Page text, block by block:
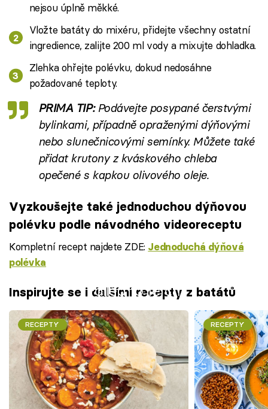
nejsou úplně měkké.
Vložte batáty do mixéru, přidejte všechny ostatní
ingredience, zalijte 200 ml vody a mixujte dohladka.
Zlehka ohřejte polévku, dokud nedosáhne
požadované teploty.
PRIMA TIP:Podávejte posypané čerstvými
bylinkami, případně opraženými dýňovými
nebo slunečnicovými semínky. Můžete také
přidat krutony z kváskového chleba
opečené s kapkou olivového oleje.
Vyzkoušejte také jednoduchou dýňovou
polévku podle návodného videoreceptu
Kompletní recept najdete ZDE: Jednoduchá dýňová
polévka
Failed to fetch
Inspirujte se i dalšími recepty z batátů
RECEPTY RECEPTY